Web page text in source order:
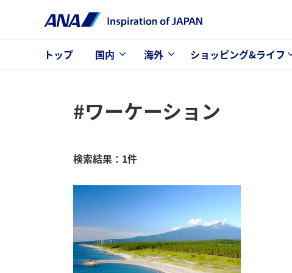
トップ 国内 海外 ショッピング&ライフ
#ワーケーション
検索結果：1件